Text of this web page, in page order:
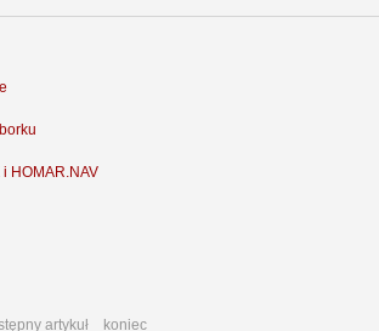
HOMAR.NAV
artykuł koniec